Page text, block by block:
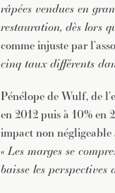
râpées vendues en
restauration, dès lors
comme injuste par
cinq taux différents
Pénélope de Wulf, de
en 2012 puis à 10% en
impact non négligeable
«Les marges se
baisse les perspectives